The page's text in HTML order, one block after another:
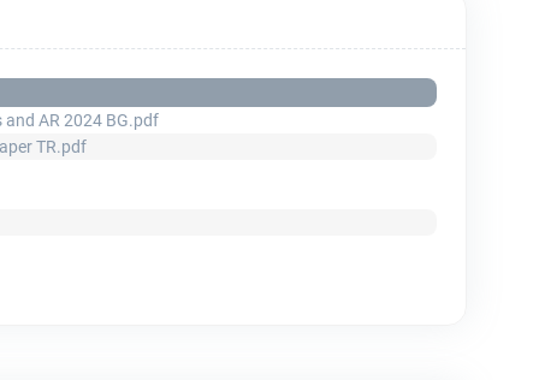
and AR 2024 BG.pdf
TR.pdf